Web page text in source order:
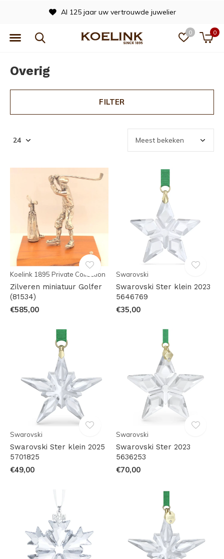
0 0
Al 125 jaar uw vertrouwde juwelier
Overig
FILTER
Koelink 1895 Private Collection
Zilveren miniatuur Golfer
(81534)
€585,00
Swarovski
Swarovski Ster klein 2023
5646769
€35,00
Swarovski
Swarovski Ster klein 2025
5701825
€49,00
Swarovski
Swarovski Ster 2023
5636253
€70,00